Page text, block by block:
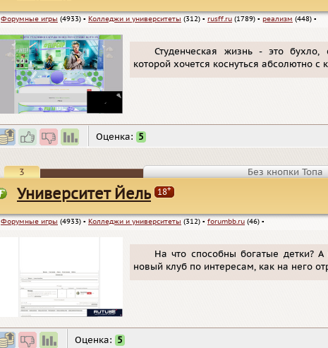
Форумные игры (4933) ▪ Колледжи и университеты (312) ▪ rusff.ru (1789) ▪ реализм (448) ▪
Студенческая жизнь - это
которой хочется коснуться абсолютно
Оценка: 5
Без кнопки Топа
3
Университет Йель 18+
Форумные игры (4933) ▪ Колледжи и университеты (312) ▪ forumbb.ru (46) ▪
На что способны богатые детки?
новый клуб по интересам, как на него
Оценка: 5